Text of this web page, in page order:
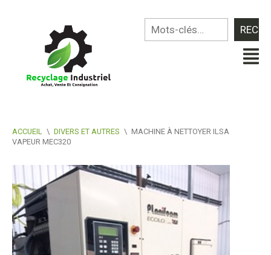
ACCUEIL \ DIVERS ET AUTRES \ MACHINE À NETTOYER ILSA
VAPEUR MEC320